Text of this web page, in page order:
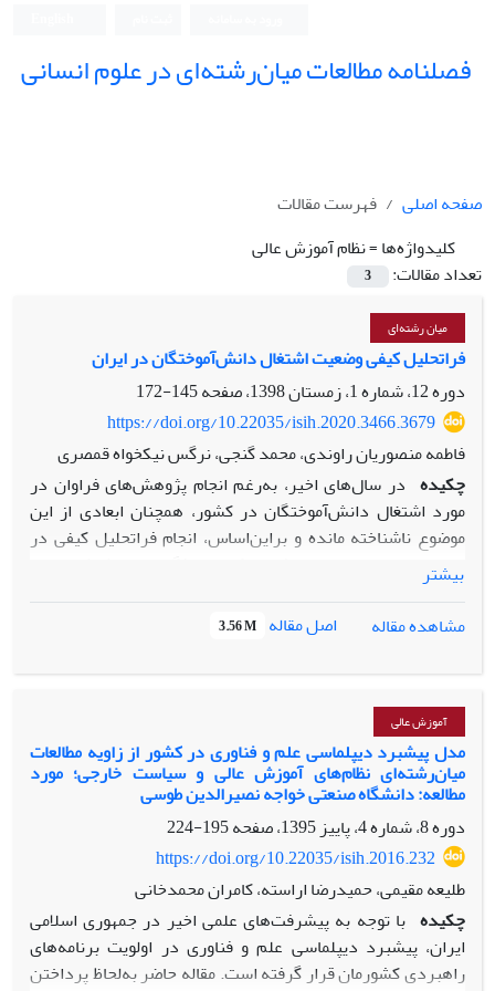
فصلنامه مطالعات میان‌رشته‌ای در علوم انسانی
صفحه اصلی
فهرست مقالات
کلیدواژه‌ها =نظام آموزش عالی
تعداد مقالات:
3
میان رشته‌ای
فراتحلیل کیفی وضعیت اشتغال دانش‌آموختگان در ایران
دوره 12، شماره 1، زمستان 1398، صفحه
145-172
https://doi.org/10.22035/isih.2020.3466.3679
فاطمه منصوریان راوندی، محمد گنجی، نرگس نیکخواه قمصری
چکیده در سال‌های اخیر، به‌رغم انجام پژوهش‌های فراوان در
مورد اشتغال دانش‌آموختگان در کشور، همچنان ابعادی از این
موضوع ناشناخته مانده و براین‌اساس، انجام فراتحلیل کیفی در
این زمینه می‌تواند ضمن مشخص کردن ویژگی‌های روش‌شناختی و
محتوایی این پژوهش‌ها، خلأهای پژوهشی موجود در این حوزه را
شناسایی کند؛ بنابراین، در این مقاله با استفاده از روش فراتحلیل
1357)، در قالب پایان‌نامه و مقاله‌های پژوهشی، با جست‌وجوی دو
«پژوهشگاه علوم و فناوری اطلاعات علمی ایران (ایران‌داک)» و
«پایگاه مرکز اطلاعات علمی جهاد دانشگاهی» واکاوی شده‌اند. در
بررسی پژوهش‌های موجود طی چند دهۀ اخیر، پرداختن به مسئله
اشتغال دانش‌آموختگان با تأکید بر چند موضوع مشخص، مانند
وضعیت اشتغال و بیکاری دانش‌آموختگان، ضرورت توجه به کیفیت
آموزش عالی و برنامه درسی موجود در دانشگاه و توجه به موضوع
کارآفرینی دانش‌آموختگان بوده است. با توجه به نتایج
پژوهش‌های انجام‌شده در این حوزه، تکرار پژوهش در این
موضوعات و فقدان یک مطالعۀ جامع در حوزه اشتغال
دانش‌آموختگان را می‌توان به عواملی مانند سهم نامتناسب
بیشتر
مشاهده مقاله
اصل مقاله 3.56 M
آموزش عالی
مدل پیشبرد دیپلماسی علم و فناوری در کشور از زاویه مطالعات
میان‌رشته‌ای نظام‌های آموزش عالی و سیاست خارجی؛ مورد
مطالعه: دانشگاه صنعتی خواجه نصیرالدین طوسی
دوره 8، شماره 4، پاییز 1395، صفحه
195-224
https://doi.org/10.22035/isih.2016.232
طلیعه مقیمی، حمیدرضا اراسته، کامران محمدخانی
چکیده با توجه به پیشرفت‌های علمی اخیر در جمهوری اسلامی
ایران، پیشبرد دیپلماسی علم و فناوری در اولویت برنامه‌های
راهبردی کشورمان قرار گرفته است. مقاله حاضر به‌لحاظ پرداختن